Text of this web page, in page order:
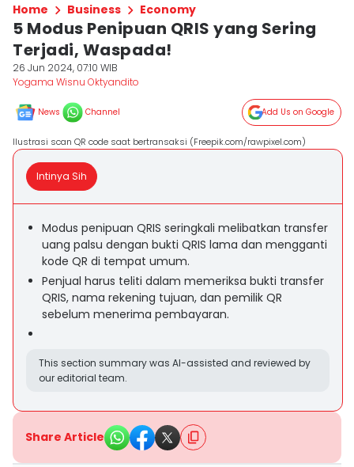
Home Business Economy
5 Modus Penipuan QRIS yang Sering
Terjadi, Waspada!
26 Jun 2024, 07:10 WIB
Yogama Wisnu Oktyandito
News Channel Add Us on Google
Ilustrasi scan QR code saat bertransaksi (Freepik.com/rawpixel.com)
Intinya Sih
Modus penipuan QRIS seringkali melibatkan transfer
uang palsu dengan bukti QRIS lama dan mengganti
kode QR di tempat umum.
Penjual harus teliti dalam memeriksa bukti transfer
QRIS, nama rekening tujuan, dan pemilik QR
sebelum menerima pembayaran.
This section summary was AI-assisted and reviewed by
our editorial team.
Share Article